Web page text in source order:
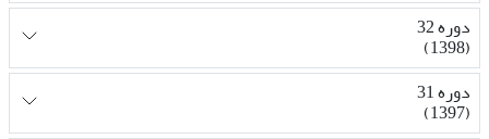
دوره 32
(1398)
دوره 31
(1397)